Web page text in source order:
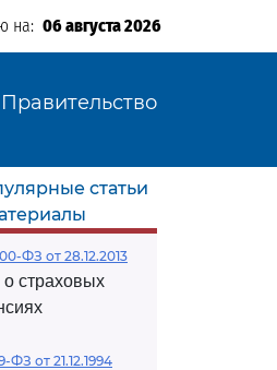
на: 06 августа 2026
Правительство
статьи
ФЗ от 28.12.2013
страховых
ФЗ от 21.12.1994